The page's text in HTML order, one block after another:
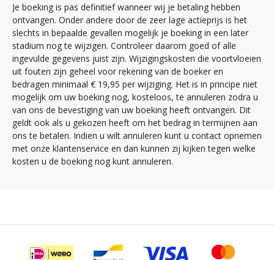
Je boeking is pas definitief wanneer wij je betaling hebben
ontvangen. Onder andere door de zeer lage actieprijs is het
slechts in bepaalde gevallen mogelijk je boeking in een later
stadium nog te wijzigen. Controleer daarom goed of alle
ingevulde gegevens juist zijn. Wijzigingskosten die voortvloeien
uit fouten zijn geheel voor rekening van de boeker en
bedragen minimaal € 19,95 per wijziging. Het is in principe niet
mogelijk om uw boeking nog, kosteloos, te annuleren zodra u
van ons de bevestiging van uw boeking heeft ontvangen. Dit
geldt ook als u gekozen heeft om het bedrag in termijnen aan
ons te betalen. Indien u wilt annuleren kunt u contact opnemen
met onze klantenservice en dan kunnen zij kijken tegen welke
kosten u de boeking nog kunt annuleren.